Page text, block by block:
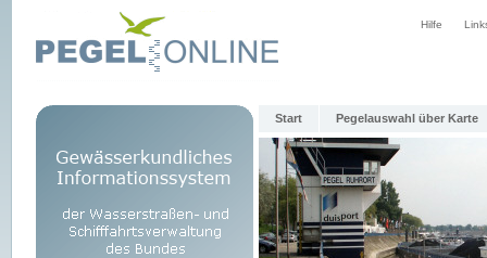
Hilfe
Start Pegelauswahl über Karte